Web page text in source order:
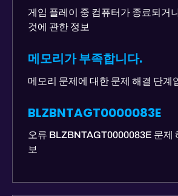
게임 플레이 중 컴퓨터가 종료되거
것에 관한 정보
메모리가 부족합니다.
메모리 문제에 대한 문제 해결 단계
BLZBNTAGT0000083E
오류 BLZBNTAGT0000083E 문제
보